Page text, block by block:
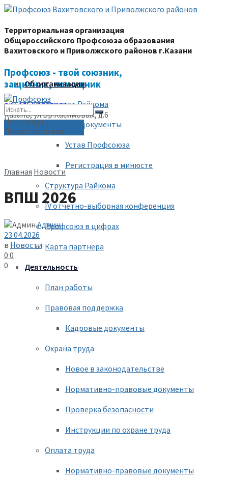
Территориальная организация
Общероссийского Профсоюза образования
Вахитовского и Приволжского районов г.Казани
Профсоюз - твой союзник,
защитник, помощник
prk-ed@yandex.ru
Казань, ул.Бр.Касимовых, д.6
(843) 228-68-80
Об организации
Аппарат Райкома
Уставные документы
Устав Профсоюза
Регистрация в минюсте
Структура Райкома
IV отчетно-выборная конференция
Профсоюз в цифрах
Карта партнера
Деятельность
План работы
Правовая поддержка
Кадровые документы
Охрана труда
Новое в законодательстве
Нормативно-правовые документы
Проверка безопасности
Инструкции по охране труда
Оплата труда
Нормативно-правовые документы
Ничего нет
Посмотреть все
Главная Новости
ВПШ 2026
Админ
23.04.2026
в Новости
0 0
0